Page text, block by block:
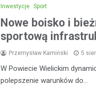
Inwestycje Sport
Nowe boisko i
sportową
Przemysław Kamiński 5
W Powiecie Wielickim
polepszenie warunków do…